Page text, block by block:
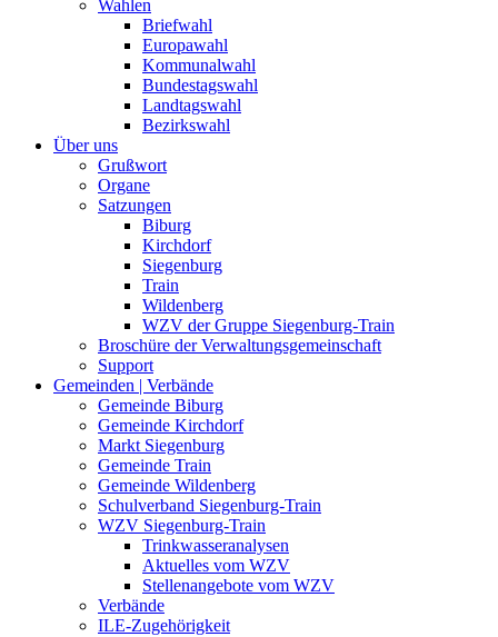
Wahlen
Briefwahl
Europawahl
Kommunalwahl
Bundestagswahl
Landtagswahl
Bezirkswahl
Über uns
Grußwort
Organe
Satzungen
Biburg
Kirchdorf
Siegenburg
Train
Wildenberg
WZV der Gruppe Siegenburg-Train
Broschüre der Verwaltungsgemeinschaft
Support
Gemeinden | Verbände
Gemeinde Biburg
Gemeinde Kirchdorf
Markt Siegenburg
Gemeinde Train
Gemeinde Wildenberg
Schulverband Siegenburg-Train
WZV Siegenburg-Train
Trinkwasseranalysen
Aktuelles vom WZV
Stellenangebote vom WZV
Verbände
ILE-Zugehörigkeit